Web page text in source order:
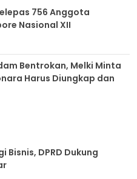
756 Anggota
Nasional XII
Bentrokan, Melki Minta
Harus Diungkap dan
Bisnis, DPRD Dukung